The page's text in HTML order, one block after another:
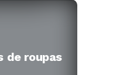
de roupas